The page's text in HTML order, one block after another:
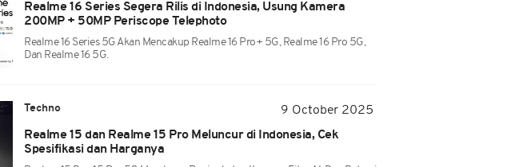
Realme 16 Series Segera Rilis di Indonesia, Usung Kamera
200MP + 50MP Periscope Telephoto
Realme 16 Series 5G Akan Mencakup Realme 16 Pro+ 5G, Realme 16 Pro 5G,
Dan Realme 16 5G.
Techno
9 October 2025
Realme 15 dan Realme 15 Pro Meluncur di Indonesia, Cek
Spesifikasi dan Harganya